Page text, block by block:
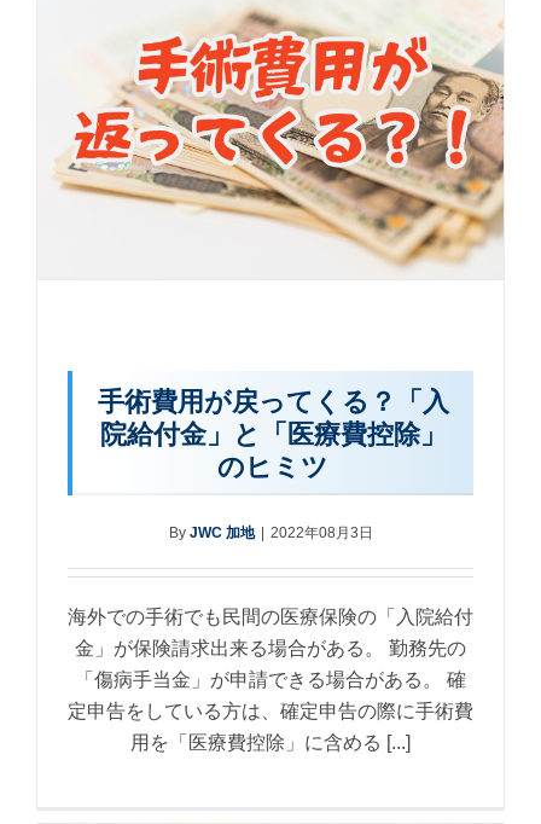
手術費用が戻ってくる？「入
院給付金」と「医療費控除」
のヒミツ
By JWC 加地 2022年08月3日
海外での手術でも民間の医療保険の「入院給付
金」が保険請求出来る場合がある。 勤務先の
「傷病手当金」が申請できる場合がある。 確
定申告をしている方は、確定申告の際に手術費
用を「医療費控除」に含める [...]